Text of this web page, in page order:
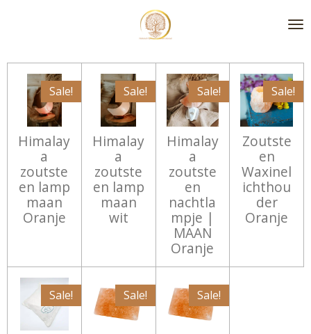
de
hoofdinhoud
Sale!
Himalay
a
zoutste
en lamp
maan
Oranje
Sale!
Himalay
a
zoutste
en lamp
maan
wit
Sale!
Himalay
a
zoutste
en
nachtla
mpje |
MAAN
Oranje
Sale!
Zoutste
en
Waxinel
ichthou
der
Oranje
Sale! Sale! Sale!